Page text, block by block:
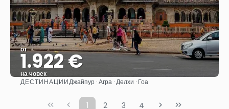
от
1.922 €
на човек
Вижте
ДЕСТИНАЦИИДжайпур · Агра · Делхи · Гоа
1 2 3 4